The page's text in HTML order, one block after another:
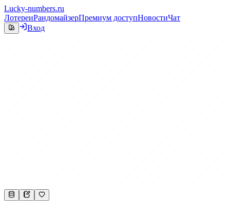
Lucky-numbers.ru
ЛотереиРандомайзерПремиум доступНовостиЧат
Вход